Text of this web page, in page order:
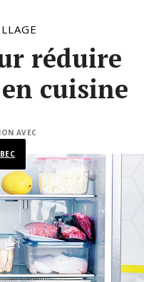
réduire
cuisine
AVEC